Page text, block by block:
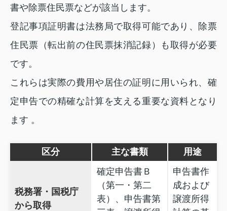
書や除票住民票などが該当します。
登記事項証明書は法務局で取得可能であり、除票
住民票（転出前の住民票抹消記録）も取得が必要
です。
これらは実際の費用や居住の証明に用いられ、確
定申告での精確な計算を支える重要な資料となり
ます 。
区分 主な書類 用途
税務署・国税庁
から取得
確定申告書Ｂ
（第一・第二
表）、申告書第
申告書作
成および
譲渡所得